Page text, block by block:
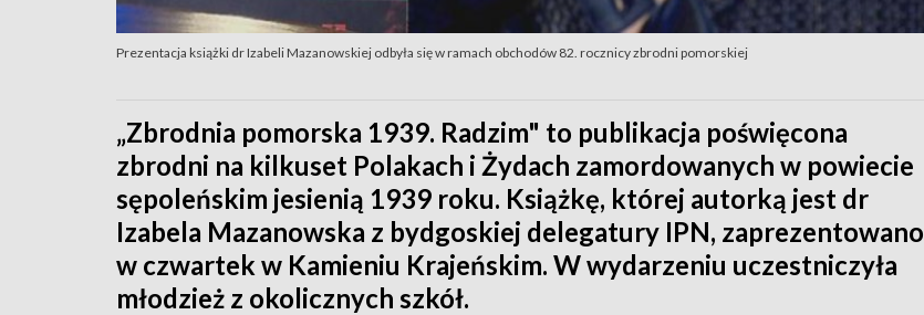
Prezentacja książki dr Izabeli Mazanowskiej odbyła się w ramach obchodów 82. rocznicy zbrodni pomorskiej
„Zbrodnia pomorska 1939. Radzim" to publikacja poświęcona
zbrodni na kilkuset Polakach i Żydach zamordowanych w powiecie
sępoleńskim jesienią 1939 roku. Książkę, której autorką jest dr
Izabela Mazanowska z bydgoskiej delegatury IPN, zaprezentowano
w czwartek w Kamieniu Krajeńskim. W wydarzeniu uczestniczyła
młodzież z okolicznych szkół.